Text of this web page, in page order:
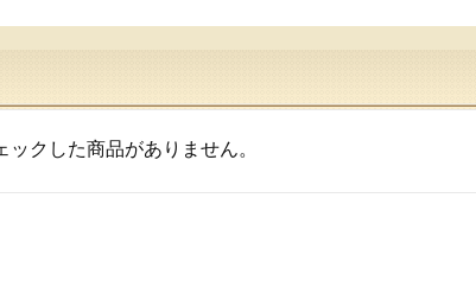
ックした商品がありません。